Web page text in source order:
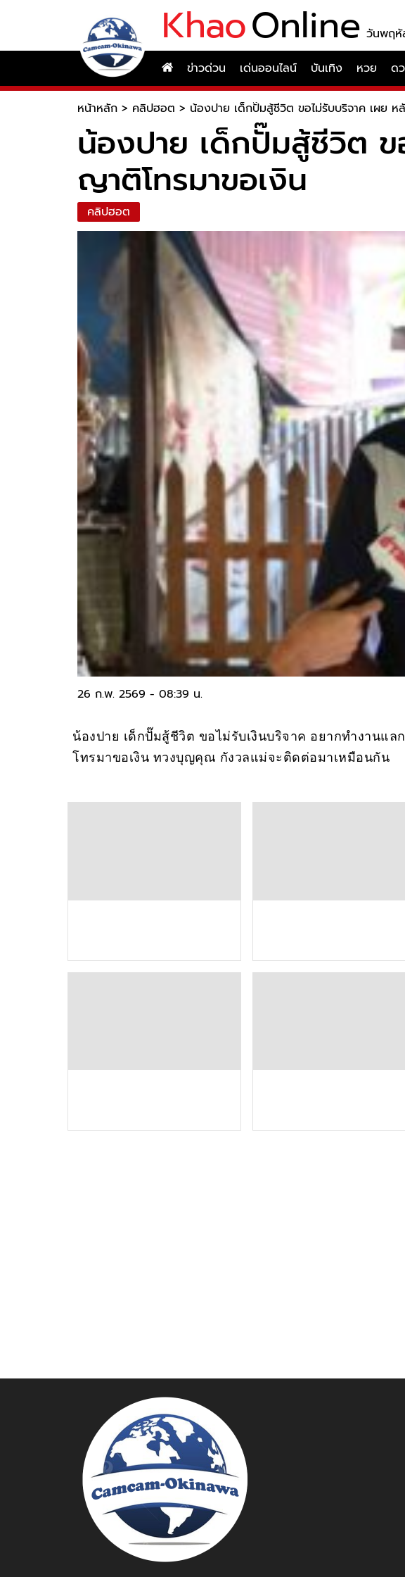
KhaoOnline วันพฤหั
ข่าวด่วน เด่นออนไลน์ บันเทิง หวย ด
หน้าหลัก > คลิปฮอต > น้องปาย เด็กปั๊มสู้ชีวิต ขอไม่รับบริจาค เผย ห
น้องปาย เด็กปั๊มสู้ชีวิต ข
ญาติโทรมาขอเงิน
คลิปฮอต
26 ก.พ. 2569 - 08:39 น.
น้องปาย เด็กปั๊มสู้ชีวิต ขอไม่รับเงินบริจาค อยากทำงานแล
โทรมาขอเงิน ทวงบุญคุณ กังวลแม่จะติดต่อมาเหมือนกัน